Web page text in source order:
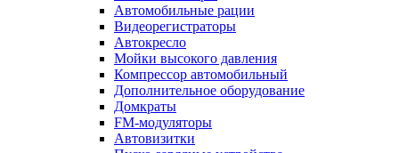
Автомобильные рации
Видеорегистраторы
Автокресло
Мойки высокого давления
Компрессор автомобильный
Дополнительное оборудование
Домкраты
FM-модуляторы
Автовизитки